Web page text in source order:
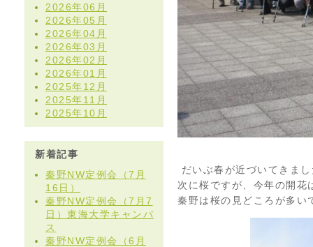
2026年06月
2026年05月
2026年04月
2026年03月
2026年02月
2026年01月
2025年12月
2025年11月
2025年10月
新着記事
秦野NW定例会（7月
16日）
秦野NW定例会（7月7
日）東海大学キャンバ
ス
秦野NW定例会（6月
だいぶ春が近づいてきま
次に桜ですが、今年の開花
秦野は桜の見どころが多い